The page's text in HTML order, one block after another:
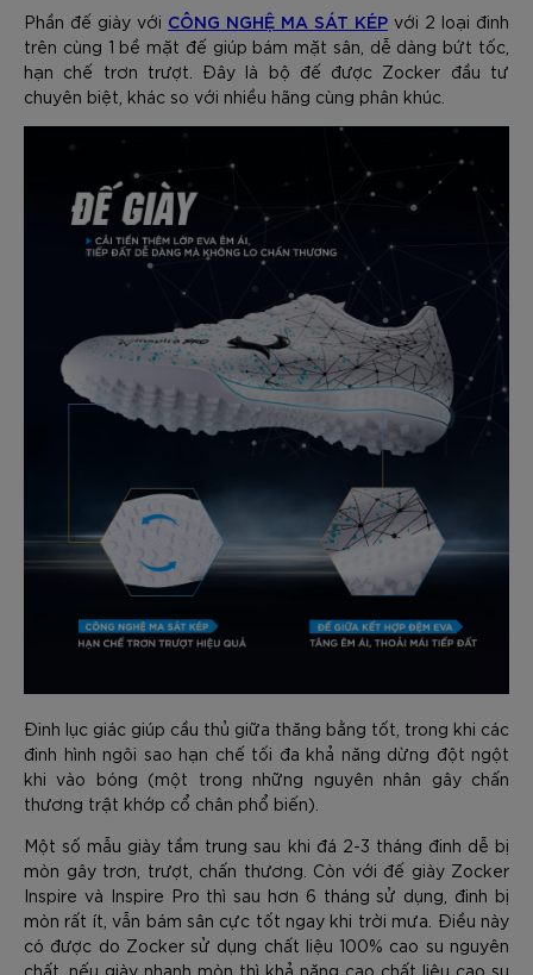
Phần đế giày với CÔNG NGHỆ MA SÁT KÉP với 2 loại đinh
trên cùng 1 bề mặt đế giúp bám mặt sân, dễ dàng bứt tốc,
hạn chế trơn trượt. Đây là bộ đế được Zocker đầu tư
chuyên biệt, khác so với nhiều hãng cùng phân khúc.
Đinh lục giác giúp cầu thủ giữa thăng bằng tốt, trong khi các
đinh hình ngôi sao hạn chế tối đa khả năng dừng đột ngột
khi vào bóng (một trong những nguyên nhân gây chấn
thương trật khớp cổ chân phổ biến).
Một số mẫu giày tầm trung sau khi đá 2-3 tháng đinh dễ bị
mòn gây trơn, trượt, chấn thương. Còn với đế giày Zocker
Inspire và Inspire Pro thì sau hơn 6 tháng sử dụng, đinh bị
mòn rất ít, vẫn bám sân cực tốt ngay khi trời mưa. Điều này
có được do Zocker sử dụng chất liệu 100% cao su nguyên